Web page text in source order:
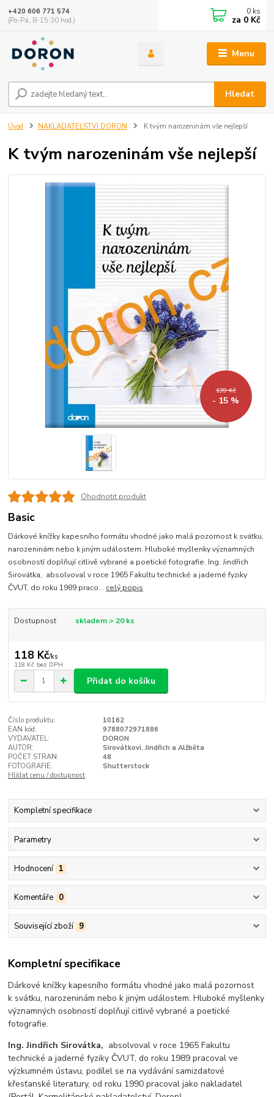
Menu
Hledat
+420 606 771 574
(Po-Pá, 8-15:30 hod.)
0 ks
za 0 Kč
Úvod NAKLADATELSTVÍ DORON K tvým narozeninám vše nejlepší
K tvým narozeninám vše nejlepší
139 Kč
- 15 %
Ohodnotit produkt
Basic
Dárkové knížky kapesního formátu vhodné jako malá pozornost k svátku,
narozeninám nebo k jiným událostem. Hluboké myšlenky významných
osobností doplňují citlivě vybrané a poetické fotografie. Ing. Jindřich
Sirovátka, absolvoval v roce 1965 Fakultu technické a jaderné fyziky
ČVUT, do roku 1989 praco... celý popis
Dostupnost skladem > 20 ks
118 Kč/ks
118 Kč bez DPH
Přidat do košíku
Číslo produktu:
10162
EAN kód:
9788072971886
VYDAVATEL:
DORON
AUTOR:
Sirovátkovi, Jindřich a Alžběta
POČET STRAN:
48
FOTOGRAFIE:
Shutterstock
Hlídat cenu / dostupnost
Kompletní specifikace
Parametry
Hodnocení 1
Komentáře 0
Související zboží 9
Kompletní specifikace
Dárkové knížky kapesního formátu vhodné jako malá pozornost
k svátku, narozeninám nebo k jiným událostem. Hluboké myšlenky
významných osobností doplňují citlivě vybrané a poetické
fotografie.
Ing. Jindřich Sirovátka, absolvoval v roce 1965 Fakultu
technické a jaderné fyziky ČVUT, do roku 1989 pracoval ve
výzkumném ústavu, podílel se na vydávání samizdatové
křesťanské literatury, od roku 1990 pracoval jako nakladatel